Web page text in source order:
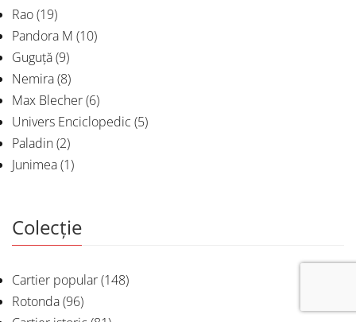
Rao(19)
Pandora M (10)
Guguță(9)
Nemira(8)
Max Blecher(6)
Univers Enciclopedic (5)
Paladin(2)
Junimea(1)
Colecție
Cartier popular(148)
Rotonda(96)